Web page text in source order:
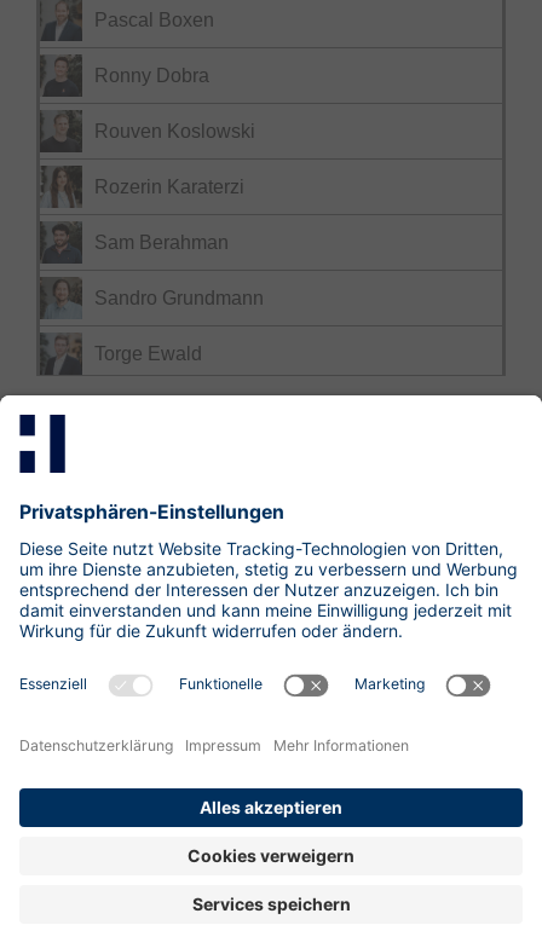
Pascal Boxen
Ronny Dobra
Rouven Koslowski
Rozerin Karaterzi
Sam Berahman
Sandro Grundmann
Torge Ewald
Mastodon
LinkedIn
Xing
Impressum
Datenschutzhinweise